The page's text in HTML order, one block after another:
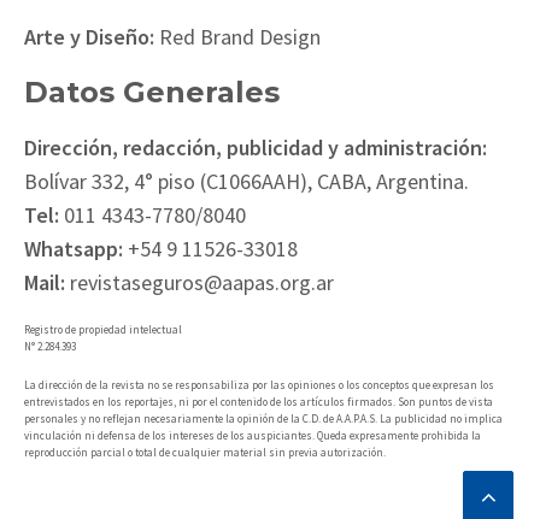
Arte y Diseño: Red Brand Design
Datos Generales
Dirección, redacción, publicidad y administración:
Bolívar 332, 4° piso (C1066AAH), CABA, Argentina.
Tel: 011 4343-7780/8040
Whatsapp: +54 9 11526-33018
Mail: revistaseguros@aapas.org.ar
Registro de propiedad intelectual
N° 2.284.393
La dirección de la revista no se responsabiliza por las opiniones o los conceptos que expresan los
entrevistados en los reportajes, ni por el contenido de los artículos firmados. Son puntos de vista
personales y no reflejan necesariamente la opinión de la C.D. de A.A.P.A.S. La publicidad no implica
vinculación ni defensa de los intereses de los auspiciantes. Queda expresamente prohibida la
reproducción parcial o total de cualquier material sin previa autorización.